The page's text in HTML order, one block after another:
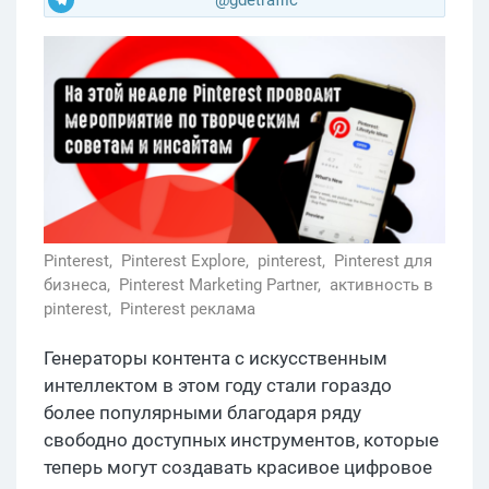
Pinterest, Pinterest Explore, pinterest, Pinterest для
бизнеса, Pinterest Marketing Partner, активность в
pinterest, Pinterest реклама
Генераторы контента с искусственным
интеллектом в этом году стали гораздо
более популярными благодаря ряду
свободно доступных инструментов, которые
теперь могут создавать красивое цифровое